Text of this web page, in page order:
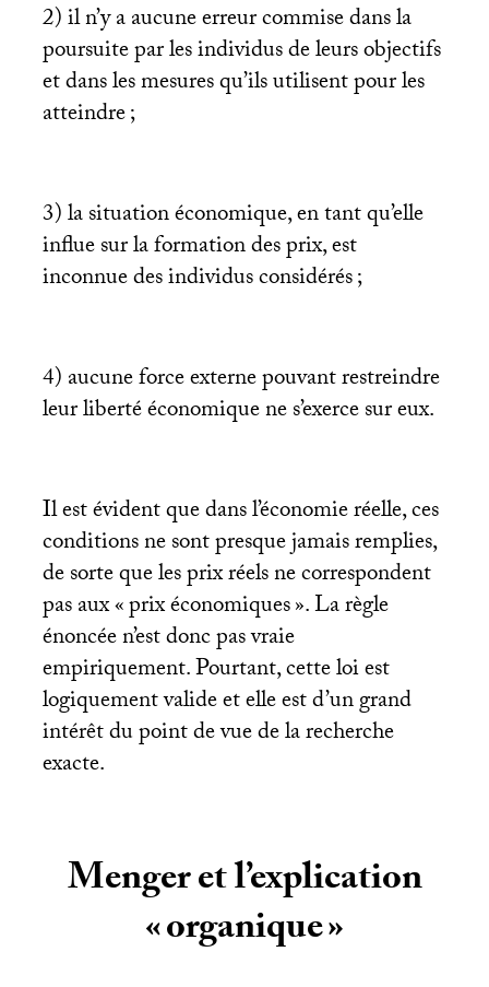
2) il n’y a aucune erreur commise dans la
poursuite par les individus de leurs objectifs
et dans les mesures qu’ils utilisent pour les
atteindre;
3) la situation économique, en tant qu’elle
influe sur la formation des prix, est
inconnue des individus considérés;
4) aucune force externe pouvant restreindre
leur liberté économique ne s’exerce sur eux.
Il est évident que dans l’économie réelle, ces
conditions ne sont presque jamais remplies,
de sorte que les prix réels ne correspondent
pas aux «prix économiques». La règle
énoncée n’est donc pas vraie
empiriquement. Pourtant, cette loi est
logiquement valide et elle est d’un grand
intérêt du point de vue de la recherche
exacte.
Menger et l’explication
«organique»